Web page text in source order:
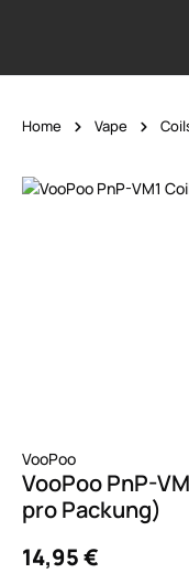
Home Vape
Bildergalerie
VooPoo
VooPoo PnP-
pro Packung)
14,95 €